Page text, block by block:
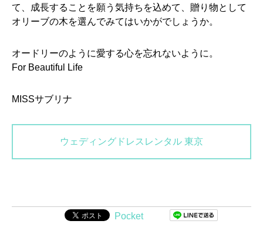
て、成長することを願う気持ちを込めて、贈り物として
オリーブの木を選んでみてはいかがでしょうか。
オードリーのように愛する心を忘れないように。
For Beautiful Life
MISSサブリナ
ウェディングドレスレンタル 東京
Pocket